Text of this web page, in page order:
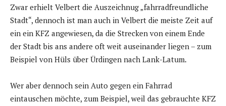
Zwar erhielt Velbert die Auszeichnug „fahrradfreundliche
Stadt“, dennoch ist man auch in Velbert die meiste Zeit auf
ein ein KFZ angewiesen, da die Strecken von einem Ende
der Stadt bis ans andere oft weit auseinander liegen – zum
Beispiel von Hüls über Ürdingen nach Lank-Latum.
Wer aber dennoch sein Auto gegen ein Fahrrad
eintauschen möchte, zum Beispiel, weil das gebrauchte KFZ